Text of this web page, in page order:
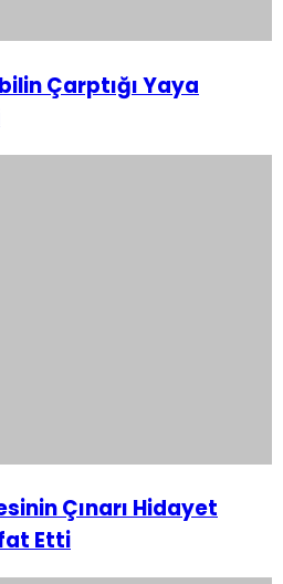
Çarptığı Yaya
Çınarı Hidayet
Etti